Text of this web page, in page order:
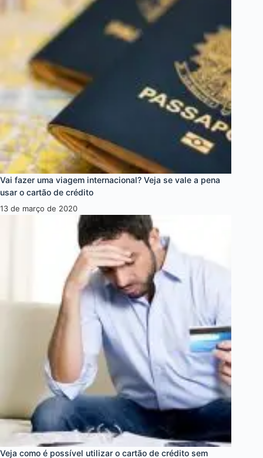
Vai fazer uma viagem internacional? Veja se vale a pena
usar o cartão de crédito
13 de março de 2020
Veja como é possível utilizar o cartão de crédito sem